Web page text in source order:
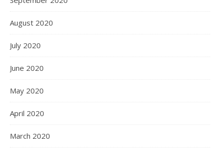
August 2020
July 2020
June 2020
May 2020
April 2020
March 2020